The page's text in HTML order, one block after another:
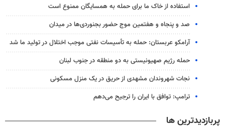
استفاده از خاک ما برای حمله به همسایگان ممنوع است
صد و پنجاه و هفتمین موج حضور بجنوردی‌ها در میدان
آرامکو عربستان: حمله به تأسیسات نفتی موجب اختلال در تولید ما شد
حمله رژیم صهیونیستی به دو منطقه در جنوب لبنان
نجات شهروندان مشهدی از حریق در یک منزل مسکونی
ترامپ: توافق با ایران را ترجیح می‌دهم
پربازدیدترین ها